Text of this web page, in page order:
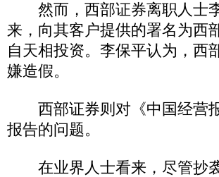
然而，西部证券离职人士
来，向其客户提供的署名为西
自天相投资。李保平认为，西
嫌造假。
西部证券则对《中国经营
报告的问题。
在业界人士看来，尽管抄